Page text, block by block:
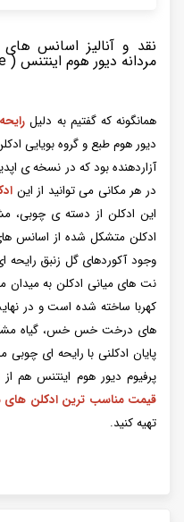
نقد و آنالیز اسانس
مردانه دیور هوم اینتنس ( Dior Homme Intense )
همانگونه که گفتیم به دلیل
دیور هوم طبع و گروه بویایی
آزاردهنده بود که در نسخه ی
در هر مکانی می توانید از این
این ادکلن از دسته ی چوبی،
ادکلن متشکل شده از اسانس
وجود آکوردهای گل زنبق رایحه
نت های میانی ادکلن به میدان
کهربا ساخته شده است و در
های درخت خس خس، گیاه مشک
پایان ادکلنی با رایحه ای
پرفیوم دیور هوم اینتنس هم از
قیمت مناسب ترین ادکلن های
تهیه کنید.